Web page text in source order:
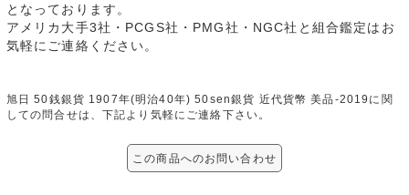
となっております。
アメリカ大手3社・PCGS社・PMG社・NGC社と組合鑑定はお
気軽にご連絡ください。
旭日 50銭銀貨 1907年(明治40年) 50sen銀貨 近代貨幣 美品-2019に関
しての問合せは、下記より気軽にご連絡下さい。
この商品へのお問い合わせ